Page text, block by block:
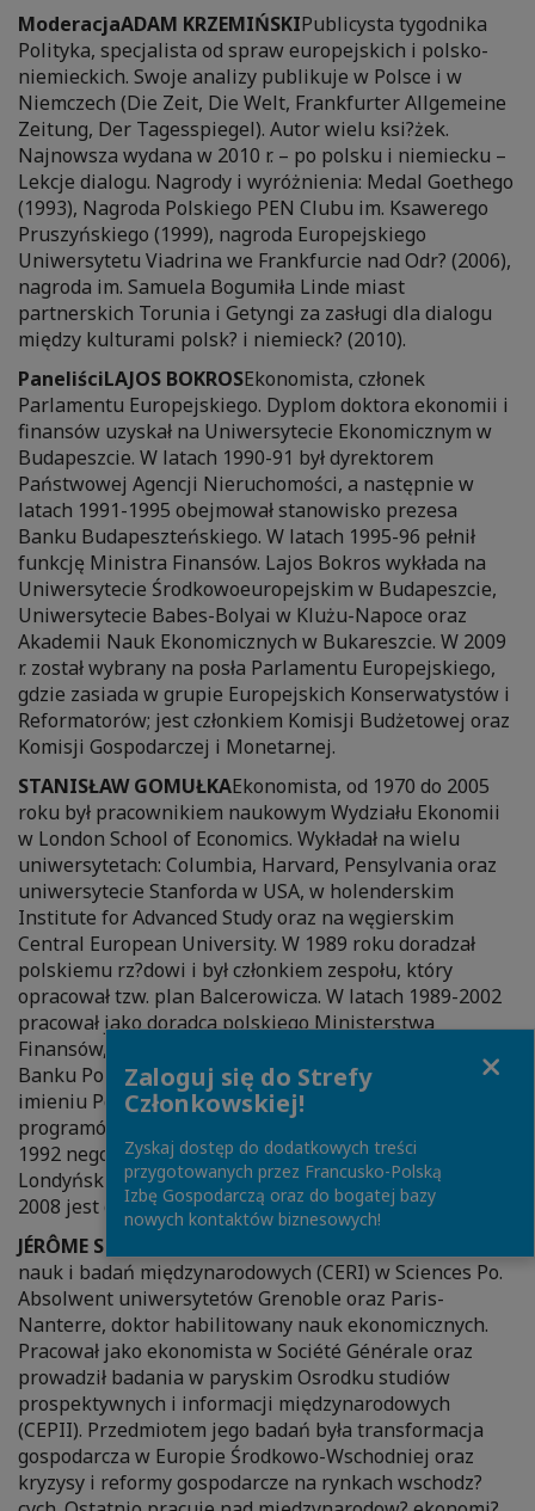
ModeracjaADAM KRZEMIŃSKIPublicysta tygodnika
Polityka, specjalista od spraw europejskich i polsko-
niemieckich. Swoje analizy publikuje w Polsce i w
Niemczech (Die Zeit, Die Welt, Frankfurter Allgemeine
Zeitung, Der Tagesspiegel). Autor wielu ksi?żek.
Najnowsza wydana w 2010 r. – po polsku i niemiecku –
Lekcje dialogu. Nagrody i wyróżnienia: Medal Goethego
(1993), Nagroda Polskiego PEN Clubu im. Ksawerego
Pruszyńskiego (1999), nagroda Europejskiego
Uniwersytetu Viadrina we Frankfurcie nad Odr? (2006),
nagroda im. Samuela Bogumiła Linde miast
partnerskich Torunia i Getyngi za zasługi dla dialogu
między kulturami polsk? i niemieck? (2010).
PaneliściLAJOS BOKROSEkonomista, członek
Parlamentu Europejskiego. Dyplom doktora ekonomii i
finansów uzyskał na Uniwersytecie Ekonomicznym w
Budapeszcie. W latach 1990-91 był dyrektorem
Państwowej Agencji Nieruchomości, a następnie w
latach 1991-1995 obejmował stanowisko prezesa
Banku Budapeszteńskiego. W latach 1995-96 pełnił
funkcję Ministra Finansów. Lajos Bokros wykłada na
Uniwersytecie Środkowoeuropejskim w Budapeszcie,
Uniwersytecie Babes-Bolyai w Klużu-Napoce oraz
Akademii Nauk Ekonomicznych w Bukareszcie. W 2009
r. został wybrany na posła Parlamentu Europejskiego,
gdzie zasiada w grupie Europejskich Konserwatystów i
Reformatorów; jest członkiem Komisji Budżetowej oraz
Komisji Gospodarczej i Monetarnej.
STANISŁAW GOMUŁKAEkonomista, od 1970 do 2005
roku był pracownikiem naukowym Wydziału Ekonomii
w London School of Economics. Wykładał na wielu
uniwersytetach: Columbia, Harvard, Pensylvania oraz
uniwersytecie Stanforda w USA, w holenderskim
Institute for Advanced Study oraz na węgierskim
Central European University. W 1989 roku doradzał
polskiemu rz?dowi i był członkiem zespołu, który
opracował tzw. plan Balcerowicza. W latach 1989-2002
pracował jako doradca polskiego Ministerstwa
Finansów, oraz jako doradca Prezesa Narodowego
Banku Polskiego. W latach 1989-1995 negocjował w
imieniu Polski z MFW w sprawie wszystkich
programów makroekonomicznych, a w latach 1990-
1992 negocjował z Klubem Paryskim i Klubem
Londyńskim plan redukcji polskiego długu. Od maja
2008 jest głównym ekonomist? Business Centre Club.
JÉRÔME SGARD
nauk i badań międzynarodowych (CERI) w Sciences Po.
Absolwent uniwersytetów Grenoble oraz Paris-
Nanterre, doktor habilitowany nauk ekonomicznych.
Pracował jako ekonomista w Société Générale oraz
prowadził badania w paryskim Osrodku studiów
prospektywnych i informacji międzynarodowych
(CEPII). Przedmiotem jego badań była transformacja
gospodarcza w Europie Środkowo-Wschodniej oraz
kryzysy i reformy gospodarcze na rynkach wschodz?
Zaloguj się do Strefy
Członkowskiej!
Zyskaj dostęp do dodatkowych treści
przygotowanych przez Francusko-Polską
Izbę Gospodarczą oraz do bogatej bazy
nowych kontaktów biznesowych!